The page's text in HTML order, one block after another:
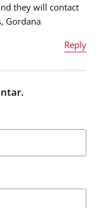
they will contact
Gordana
Reply